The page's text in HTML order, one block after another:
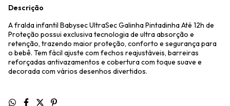
Descrição
A fralda infantil Babysec UltraSec Galinha Pintadinha Até 12h de
Proteção possui exclusiva tecnologia de ultra absorção e
retenção, trazendo maior proteção, conforto e segurança para
o bebê. Tem fácil ajuste com fechos reajustáveis, barreiras
reforçadas antivazamentos e cobertura com toque suave e
decorada com vários desenhos divertidos.